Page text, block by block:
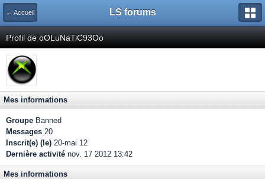
← Accueil LS forums
Profil de oOLuNaTiC93Oo
Mes informations
Groupe Banned
Messages 20
Inscrit(e) (le) 20-mai 12
Dernière activité nov. 17 2012 13:42
Mes informations